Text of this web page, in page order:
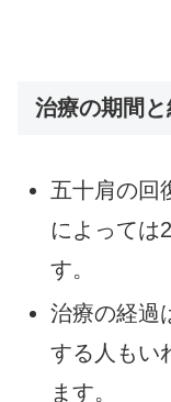
治療の期間と
五十肩の回
によっては
す。
治療の経過
する人もい
ます。